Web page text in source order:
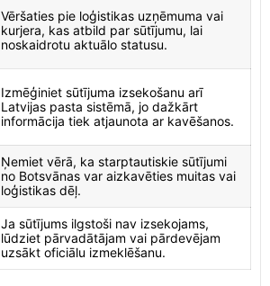
Vēršaties pie loģistikas uzņēmuma vai
kurjera, kas atbild par sūtījumu, lai
noskaidrotu aktuālo statusu.
Izmēģiniet sūtījuma izsekošanu arī
Latvijas pasta sistēmā, jo dažkārt
informācija tiek atjaunota ar kavēšanos.
Ņemiet vērā, ka starptautiskie sūtījumi
no Botsvānas var aizkavēties muitas vai
loģistikas dēļ.
Ja sūtījums ilgstoši nav izsekojams,
lūdziet pārvadātājam vai pārdevējam
uzsākt oficiālu izmeklēšanu.